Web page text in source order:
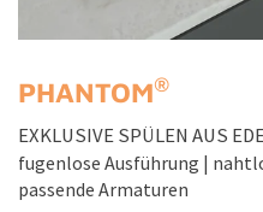
PHANTOM®
EXKLUSIVE SPÜLEN AUS
fugenlose Ausführung |
passende Armaturen